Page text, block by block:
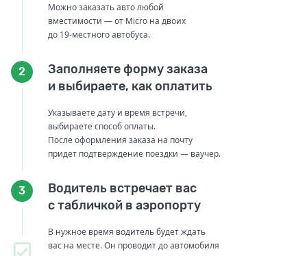
Можно заказать авто любой
вместимости — от Micro на двоих
до 19-местного автобуса.
2
Заполняете форму заказа
и выбираете, как оплатить
Указываете дату и время встречи,
выбираете способ оплаты.
После оформления заказа на почту
придет подтверждение поездки — ваучер.
3
Водитель встречает вас
с табличкой в аэропорту
В нужное время водитель будет ждать
вас на месте. Он проводит до автомобиля